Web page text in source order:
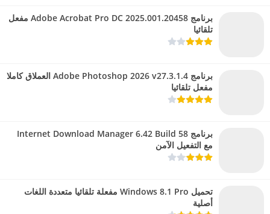
برنامج Adobe Acrobat Pro DC 2025.001.20458 مفعل
تلقائيا
برنامج Adobe Photoshop 2026 v27.3.1.4 العملاق كاملا
مفعل تلقائيا
برنامج Internet Download Manager 6.42 Build 58
مع التفعيل الآمن
تحميل Windows 8.1 Pro مفعلة تلقائيا متعددة اللغات
أصلية